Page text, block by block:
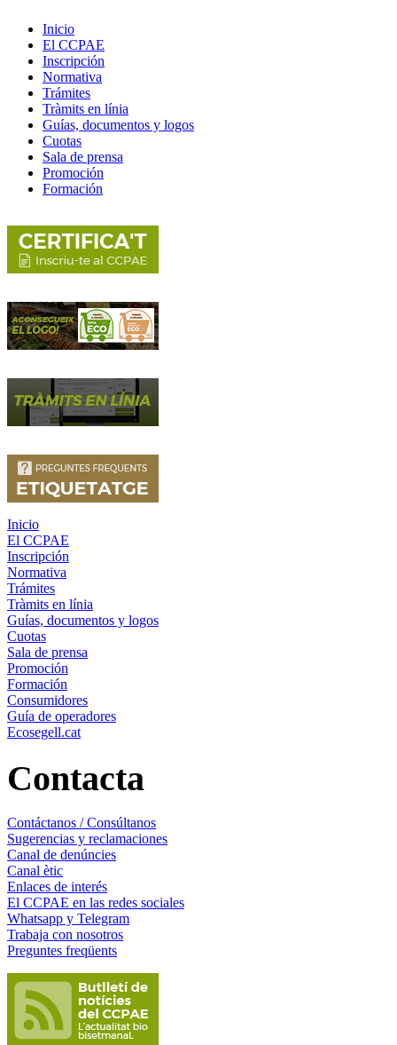
Inicio
El CCPAE
Inscripción
Normativa
Trámites
Tràmits en línia
Guías, documentos y logos
Cuotas
Sala de prensa
Promoción
Formación
Inicio
El CCPAE
Inscripción
Normativa
Trámites
Tràmits en línia
Guías, documentos y logos
Cuotas
Sala de prensa
Promoción
Formación
Consumidores
Guía de operadores
Ecosegell.cat
Contacta
Contáctanos / Consúltanos
Sugerencias y reclamaciones
Canal de denúncies
Canal ètic
Enlaces de interés
El CCPAE en las redes sociales
Whatsapp y Telegram
Trabaja con nosotros
Preguntes freqüents